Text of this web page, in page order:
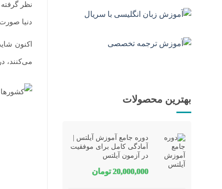
بهترین محصولات
دوره جامع آموزش آیلتس |
آمادگی کامل برای موفقیت
در آزمون آیلتس
20,000,000 تومان
نظر
دنیا
اکنون
می‌کنند،